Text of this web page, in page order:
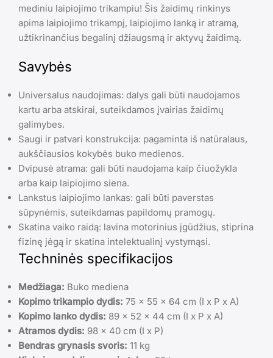
mediniu laipiojimo trikampiu! Šis žaidimų rinkinys
apima laipiojimo trikampį, laipiojimo lanką ir atramą,
užtikrinančius begalinį džiaugsmą ir aktyvų žaidimą.
Savybės
Universalus naudojimas: dalys gali būti naudojamos
kartu arba atskirai, suteikdamos įvairias žaidimų
galimybes.
Saugi ir patvari konstrukcija: pagaminta iš natūralaus,
aukščiausios kokybės buko medienos.
Dvipusė atrama: gali būti naudojama kaip čiuožykla
arba kaip laipiojimo siena.
Lankstus laipiojimo lankas: gali būti paverstas
sūpynėmis, suteikdamas papildomų pramogų.
Skatina vaiko raidą: lavina motorinius įgūdžius, stiprina
fizinę jėgą ir skatina intelektualinį vystymąsi.
Techninės specifikacijos
Medžiaga: Buko mediena
Kopimo trikampio dydis: 75 x 55 x 64 cm (I x P x A)
Kopimo lanko dydis: 89 x 52 x 44 cm (I x P x A)
Atramos dydis: 98 x 40 cm (I x P)
Bendras grynasis svoris: 11 kg